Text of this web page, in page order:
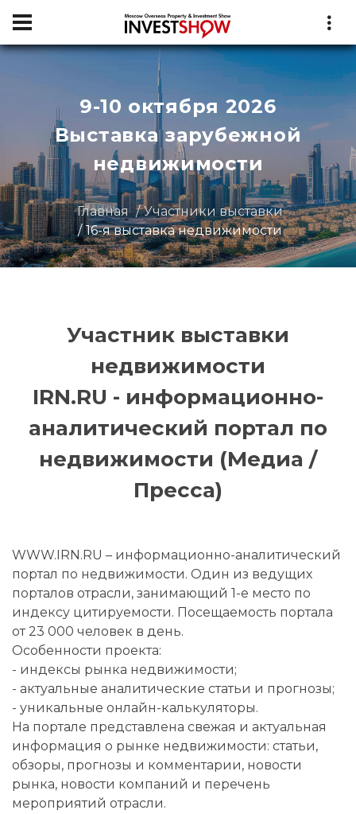
9-10 октября 2026
Выставка зарубежной
недвижимости
Главная
Участники выставки
16-я выставка недвижимости
Участник выставки
недвижимости
IRN.RU - информационно-
аналитический портал по
недвижимости (Медиа /
Пресса)
WWW.IRN.RU – информационно-аналитический
портал по недвижимости. Один из ведущих
порталов отрасли, занимающий 1-е место по
индексу цитируемости. Посещаемость портала
от 23 000 человек в день.
Особенности проекта:
- индексы рынка недвижимости;
- актуальные аналитические статьи и прогнозы;
- уникальные онлайн-калькуляторы.
На портале представлена свежая и актуальная
информация о рынке недвижимости: статьи,
обзоры, прогнозы и комментарии, новости
рынка, новости компаний и перечень
мероприятий отрасли.